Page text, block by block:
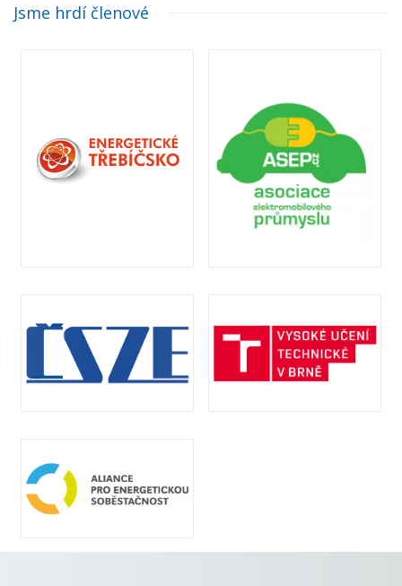
Jsme hrdí členové